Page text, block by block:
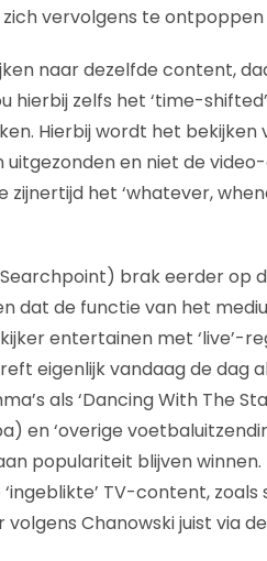
vervolgens te
naar dezelfde content,
hierbij zelfs het ‘time-
Hierbij wordt het bekijken
uitgezonden en niet de
het ‘whatever,
brak eerder op
dat de functie van het
entertainen met ‘live’-
eigenlijk vandaag de dag
als ‘Dancing With The
en ‘overige
populariteit blijven
TV-content,
volgens Chanowski juist via